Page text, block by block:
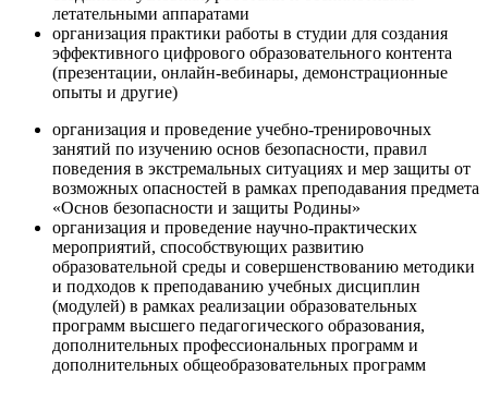
летательными аппаратами
организация практики работы в студии для создания
эффективного цифрового образовательного контента
(презентации, онлайн-вебинары, демонстрационные
опыты и другие)
организация и проведение учебно-тренировочных
занятий по изучению основ безопасности, правил
поведения в экстремальных ситуациях и мер защиты от
возможных опасностей в рамках преподавания предмета
«Основ безопасности и защиты Родины»
организация и проведение научно-практических
мероприятий, способствующих развитию
образовательной среды и совершенствованию методики
и подходов к преподаванию учебных дисциплин
(модулей) в рамках реализации образовательных
программ высшего педагогического образования,
дополнительных профессиональных программ и
дополнительных общеобразовательных программ